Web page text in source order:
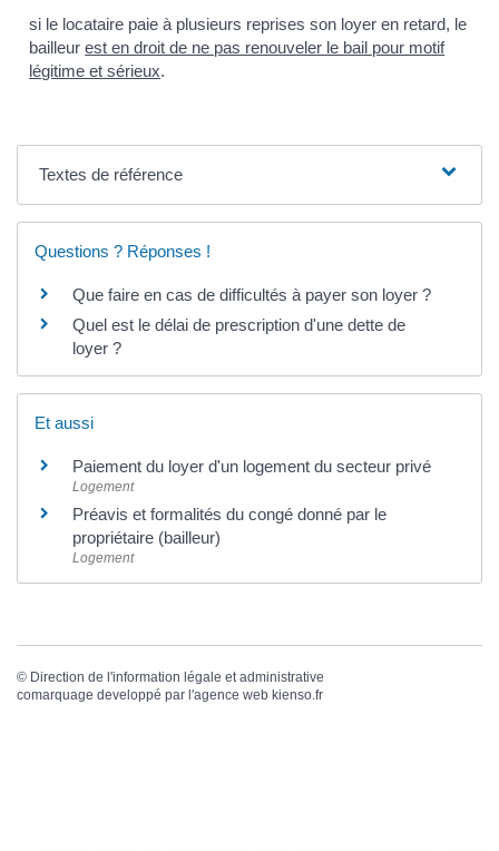
si le locataire paie à plusieurs reprises son loyer en retard, le
bailleurest en droit de ne pas renouveler le bail pour motif
légitime et sérieux.
Textes de référence
Questions ? Réponses !
Que faire en cas de difficultés à payer son loyer ?
Quel est le délai de prescription d'une dette de
loyer ?
Et aussi
Paiement du loyer d'un logement du secteur privé
Logement
Préavis et formalités du congé donné par le
propriétaire (bailleur)
Logement
© Direction de l'information légale et administrative
comarquage developpé par l'agence web kienso.fr